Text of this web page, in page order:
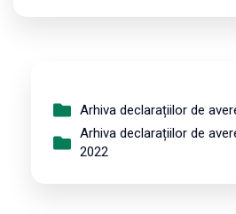
Arhiva declarațiilor de
Arhiva declarațiilor de
2022